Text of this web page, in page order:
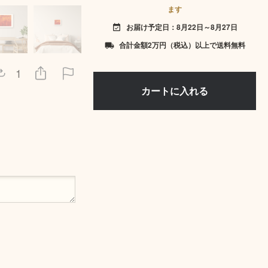
1
ます
event_available お届け予定日：8月22日～8月27日
local_shipping 合計金額2万円（税込）以上で送料無料